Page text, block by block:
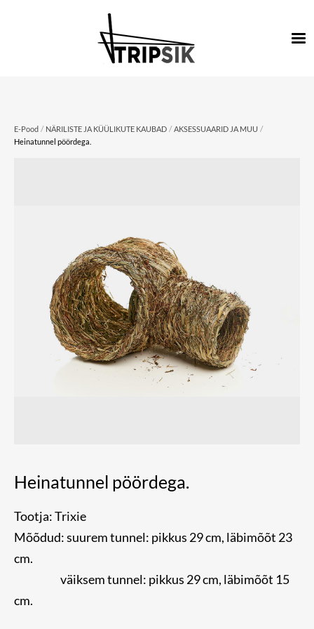
E-Pood / NÄRILISTE JA KÜÜLIKUTE KAUBAD / AKSESSUAARID JA MUU /
Heinatunnel pöördega.
Heinatunnel pöördega.
Tootja: Trixie
Mõõdud: suurem tunnel: pikkus 29 cm, läbimõõt 23
cm.
väiksem tunnel: pikkus 29 cm, läbimõõt 15
cm.